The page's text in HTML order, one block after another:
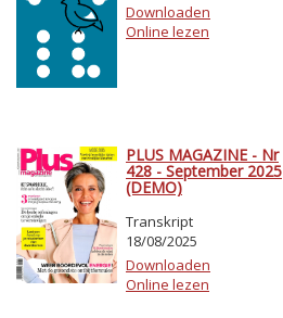
Downloaden
Online lezen
PLUS MAGAZINE - Nr
428 - September 2025
(DEMO)
Transkript
18/08/2025
Downloaden
Online lezen